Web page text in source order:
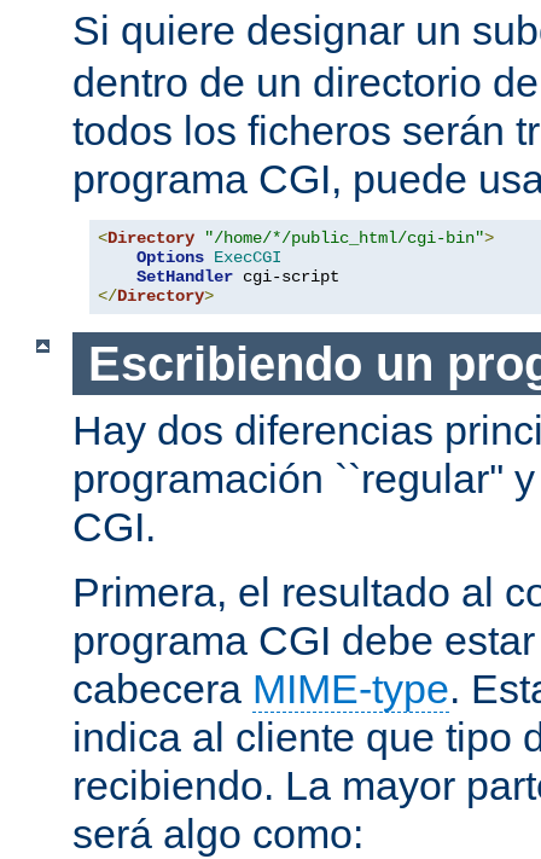
Si quiere designar un
dentro de un directorio
todos los ficheros serán
programa CGI, puede
<Directory "/home/*/public_html/cgi-bin">
Options ExecCGI
SetHandler
</Directory>
Escribiendo un
Hay dos diferencias
programación ``regular''
CGI.
Primera, el resultado al
programa CGI debe
cabecera MIME-type.
indica al cliente que tipo
recibiendo. La mayor
será algo como: